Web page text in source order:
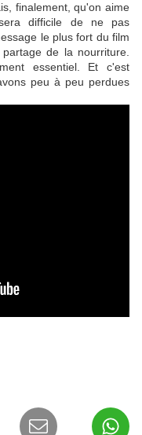
finalement, qu'on aime
difficile de ne pas
le plus fort du film
de la nourriture.
essentiel. Et c'est
peu à peu perdues